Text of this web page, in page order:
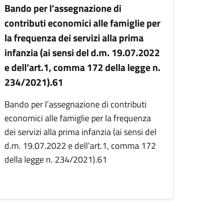
Bando per l’assegnazione di
contributi economici alle famiglie per
la frequenza dei servizi alla prima
infanzia (ai sensi del d.m. 19.07.2022
e dell’art.1, comma 172 della legge n.
234/2021).61
Bando per l’assegnazione di contributi
economici alle famiglie per la frequenza
dei servizi alla prima infanzia (ai sensi del
d.m. 19.07.2022 e dell’art.1, comma 172
della legge n. 234/2021).61